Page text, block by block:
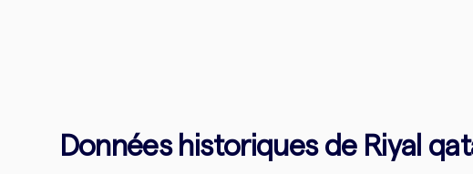
Données historiques de Riyal